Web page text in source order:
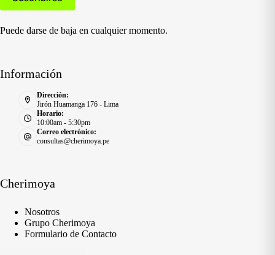
Puede darse de baja en cualquier momento.
Información
Dirección:
Jirón Huamanga 176 - Lima
Horario:
10:00am - 5:30pm
Correo electrónico:
consultas@cherimoya.pe
Cherimoya
Nosotros
Grupo Cherimoya
Formulario de Contacto